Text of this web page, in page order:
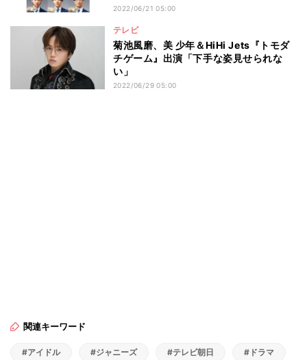
2022/06/21 05:00
テレビ
菊池風磨、美 少年＆HiHi Jets『トモダ
チゲーム』出演「下手な姿見せられな
い」
2022/06/29 05:00
関連キーワード
#アイドル #ジャニーズ #テレビ朝日 #ドラマ